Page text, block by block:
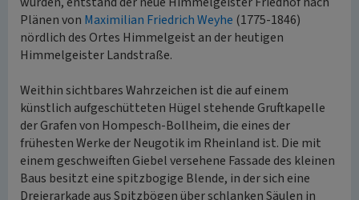
Plänen von Maximilian Friedrich Weyhe (1775-1846)
nördlich des Ortes Himmelgeist an der heutigen
Himmelgeister Landstraße.
Weithin sichtbares Wahrzeichen ist die auf einem
künstlich aufgeschütteten Hügel stehende Gruftkapelle
der Grafen von Hompesch-Bollheim, die eines der
frühesten Werke der Neugotik im Rheinland ist. Die mit
einem geschweiften Giebel versehene Fassade des kleinen
Baus besitzt eine spitzbogige Blende, in der sich eine
Dreierarkade aus Spitzbögen über schlanken Säulen in